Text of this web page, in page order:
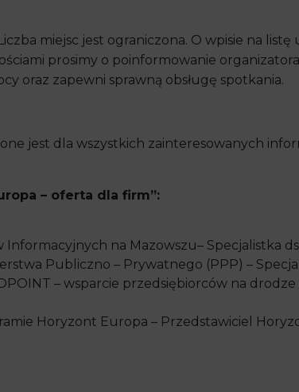
miejsc jest ograniczona. O wpisie na
prosimy o poinformowanie
oraz zapewni sprawną obsługę spotkania.
jest dla wszystkich zainteresowanych
– oferta dla firm”:
na Mazowszu– Specjalistka
Publiczno – Prywatnego (PPP) –
– wsparcie przedsiębiorców na
Horyzont Europa – Przedstawiciel